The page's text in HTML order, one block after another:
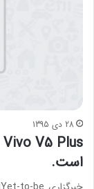
28 دی 1395
است.